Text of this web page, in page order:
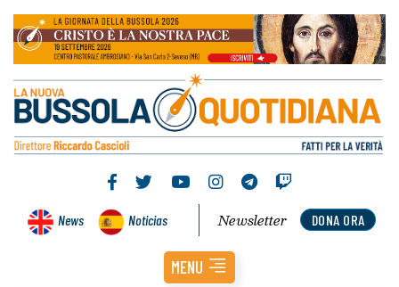
News Noticias DONA ORA
Newsletter
MENU